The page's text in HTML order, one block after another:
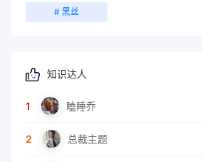
# 黑丝
知识达人
1 瞌睡乔
2 总裁主题